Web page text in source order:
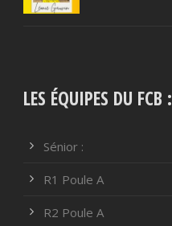
LES ÉQUIPES DU FCB :
Sénior :
R1 Poule A
R2 Poule A